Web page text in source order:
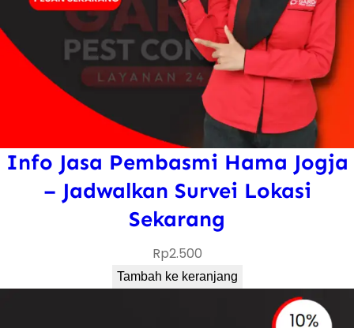
Info Jasa Pembasmi Hama Jogja
– Jadwalkan Survei Lokasi
Sekarang
Rp2.500
Tambah ke keranjang